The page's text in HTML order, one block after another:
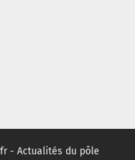
- Actualités du pôle